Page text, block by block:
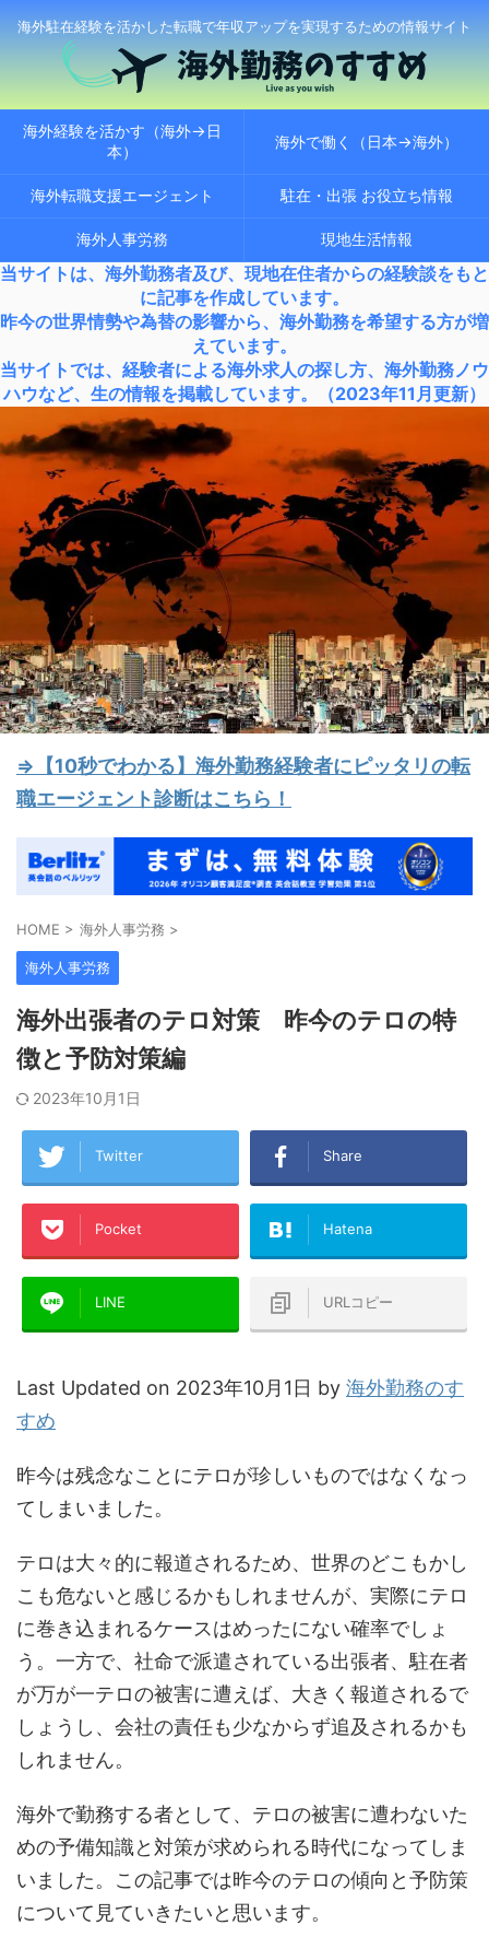
海外駐在経験を活かした転職で年収アップを実現するための情報サイト
海外経験を活かす（海外→日
本）
海外で働く（日本→海外）
海外転職支援エージェント 駐在・出張 お役立ち情報
海外人事労務 現地生活情報
当サイトは、海外勤務者及び、現地在住者からの経験談をもと
に記事を作成しています。
昨今の世界情勢や為替の影響から、海外勤務を希望する方が増
えています。
当サイトでは、経験者による海外求人の探し方、海外勤務ノウ
ハウなど、生の情報を掲載しています。（2023年11月更新）
⇒【10秒でわかる】海外勤務経験者にピッタリの転
職エージェント診断はこちら！
HOME > 海外人事労務 >
海外人事労務
海外出張者のテロ対策 昨今のテロの特
徴と予防対策編
2023年10月1日
Twitter Share
Pocket Hatena
LINE URLコピー
Last Updated on 2023年10月1日 by 海外勤務のす
すめ
昨今は残念なことにテロが珍しいものではなくなっ
てしまいました。
テロは大々的に報道されるため、世界のどこもかし
こも危ないと感じるかもしれませんが、実際にテロ
に巻き込まれるケースはめったにない確率でしょ
う。一方で、社命で派遣されている出張者、駐在者
が万が一テロの被害に遭えば、大きく報道されるで
しょうし、会社の責任も少なからず追及されるかも
しれません。
海外で勤務する者として、テロの被害に遭わないた
めの予備知識と対策が求められる時代になってしま
いました。この記事では昨今のテロの傾向と予防策
について見ていきたいと思います。